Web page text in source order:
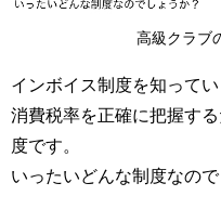
高級クラブ
インボイス制度を知って
消費税率を正確に把握す
度です。
いったいどんな制度なの